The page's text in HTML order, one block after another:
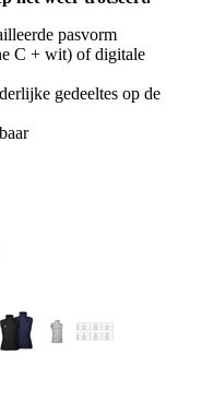
pasvorm
C + wit) of digitale
gedeeltes op de